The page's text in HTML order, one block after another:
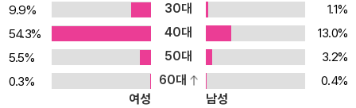
9.9%
30대
1.1%
54.3%
40대
13.0%
5.5%
50대
3.2%
0.3%
60대
0.4%
여성
남성